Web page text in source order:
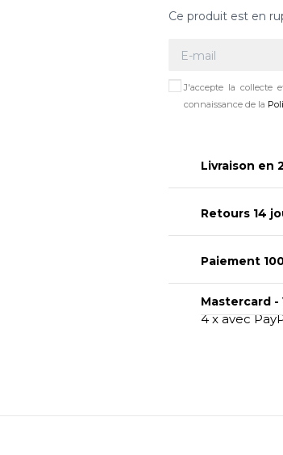
Ce produit est en
J'accepte la collecte
connaissance de la
Livraison en
Retours 14
Paiement
Mastercard -
4 x avec